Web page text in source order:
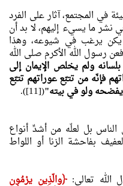
في المجتمع، آثار على الفرد
ما يسيء إليهم، لا بد أن
يرغب في شيوعه، وهذا
رسول الله الأكرم صلى الله
ولم يخلص الإيمان إلى
فإنّه من تتبّع عوراتهم تتبّع
يفضحه ولو في بيته"([11]).
بل لعلّه من أشدِّ أنواع
بفاحشة الزنا أو اللواط
الله تعالى:﴿والّذِين يرْمُون